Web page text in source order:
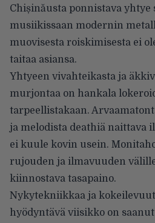
Chișinăusta ponnistava yhtye
musiikissaan modernin
muovisesta roiskimisesta ei
taitaa asiansa.
Yhtyeen vivahteikasta ja
murjontaa on hankala
tarpeellistakaan.
ja melodista deathiä naittava
ei kuule kovin usein.
rujouden ja ilmavuuden
kiinnostava tasapaino.
Nykytekniikkaa ja
hyödyntävä viisikko on